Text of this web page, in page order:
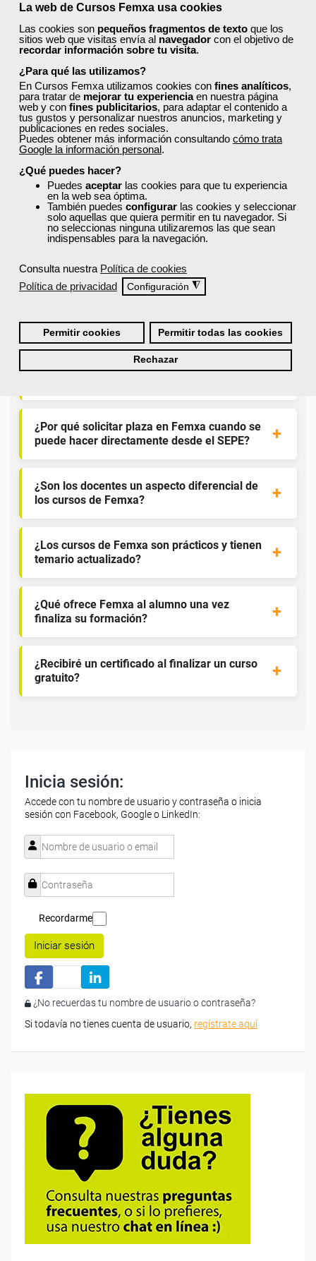
La web de Cursos Femxa usa cookies
Las cookies son pequeños fragmentos de texto que los
sitios web que visitas envía al navegador con el objetivo de
recordar información sobre tu visita.
¿Para qué las utilizamos?
En Cursos Femxa utilizamos cookies con fines analíticos,
para tratar de mejorar tu experienciaen nuestra página
web y con fines publicitarios, para adaptar el contenido a
tus gustos y personalizar nuestros anuncios, marketing y
publicaciones en redes sociales.
Puedes obtener más información consultando cómo trata
Google la información personal.
¿Qué puedes hacer?
Puedes aceptar las cookies para que tu experiencia
en la web sea óptima.
También puedes configurar las cookies y seleccionar
solo aquellas que quiera permitir en tu navegador. Si
no seleccionas ninguna utilizaremos las que sean
indispensables para la navegación.
Consulta nuestra Política de cookies
Política de privacidad
Configuración ◮
Permitir cookies Permitir todas las cookies
Rechazar
Entidades
Formación 100% Subvencionada por:
Comentarios (0)
Preguntas frecuentes sobre la
Resolvemos las dudas más habituales sobre nuestra
para el alumnado.
¿Qué nos hace diferentes de la
¿Por qué solicitar plaza en Femxa cuando se
puede hacer directamente desde el SEPE?
¿Son los docentes un aspecto diferencial de
los cursos de Femxa?
¿Los cursos de Femxa son prácticos y tienen
temario actualizado?
¿Qué ofrece Femxa al alumno una vez
finaliza su formación?
¿Recibiré un certificado al finalizar un curso
gratuito?
Inicia sesión:
Accede con tu nombre de usuario y contraseña o inicia
sesión con Facebook, Google o LinkedIn:
Recordarme
Iniciar sesión
¿No recuerdas tu nombre de usuario o contraseña?
Si todavía no tienes cuenta de usuario, regístrate aquí